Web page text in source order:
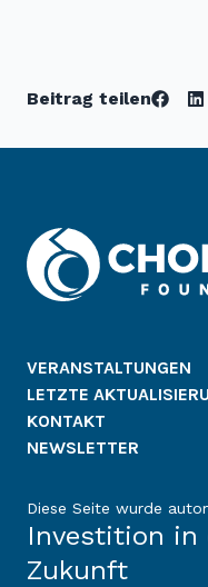
Beitrag teilen
VERANSTALTUNGEN
LETZTE
KONTAKT
NEWSLETTER
Diese Seite wurde
Investition in
Zukunft